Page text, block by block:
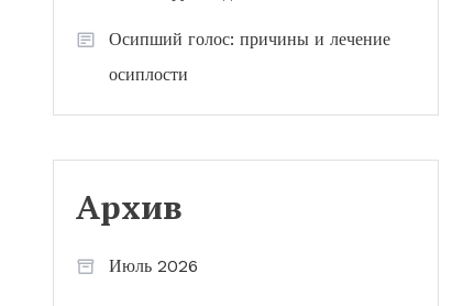
Осипший голос: причины и лечение
осиплости
Архив
Июль 2026